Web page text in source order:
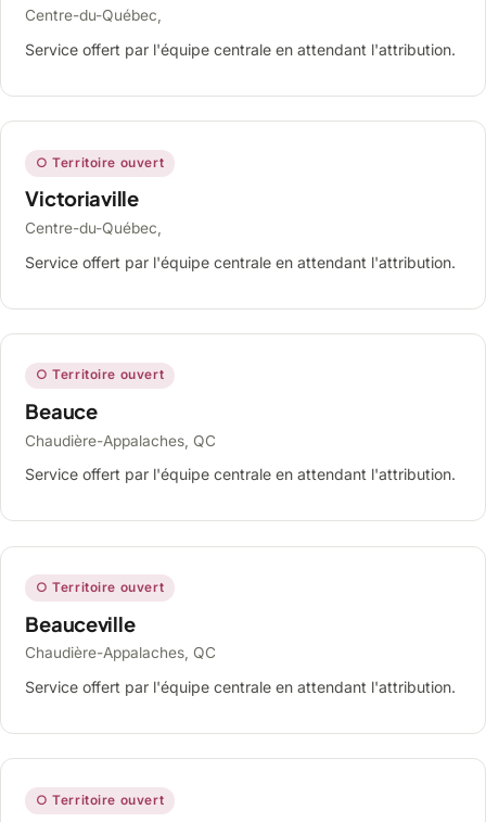
Centre-du-Québec,
Service offert par l'équipe centrale en attendant l'attribution.
○ Territoire ouvert
Victoriaville
Centre-du-Québec,
Service offert par l'équipe centrale en attendant l'attribution.
○ Territoire ouvert
Beauce
Chaudière-Appalaches, QC
Service offert par l'équipe centrale en attendant l'attribution.
○ Territoire ouvert
Beauceville
Chaudière-Appalaches, QC
Service offert par l'équipe centrale en attendant l'attribution.
○ Territoire ouvert